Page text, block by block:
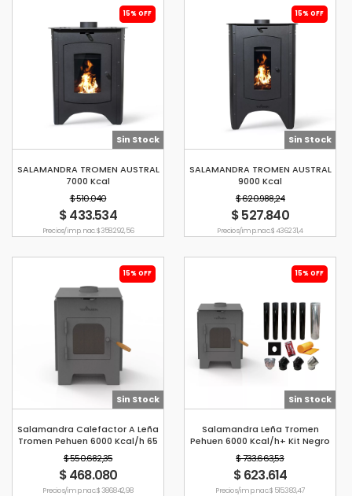
15% OFF
Sin Stock
SALAMANDRA TROMEN AUSTRAL
7000 Kcal
$ 510.040
$ 433.534
Precio s/imp. nac. $ 358.292,56
15% OFF
Sin Stock
SALAMANDRA TROMEN AUSTRAL
9000 Kcal
$ 620.988,24
$ 527.840
Precio s/imp. nac. $ 436.231,4
15% OFF
Sin Stock
Salamandra Calefactor A Leña
Tromen Pehuen 6000 Kcal/h 65
M2
$ 550.682,35
$ 468.080
Precio s/imp. nac. $ 386.842,98
15% OFF
Sin Stock
Salamandra Leña Tromen
Pehuen 6000 Kcal/h+ Kit Negro
Pared 4
$ 733.663,53
$ 623.614
Precio s/imp. nac. $ 515.383,47